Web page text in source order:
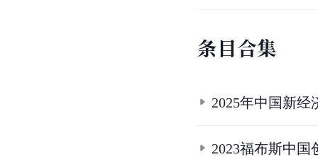
条目合集
2025年中国新经
2023福布斯中国